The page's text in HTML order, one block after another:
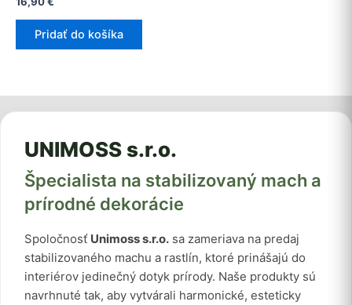
Pridať do košíka
UNIMOSS s.r.o.
Špecialista na stabilizovaný mach a
prírodné dekorácie
Spoločnosť Unimoss s.r.o. sa zameriava na predaj
stabilizovaného machu a rastlín, ktoré prinášajú do
interiérov jedinečný dotyk prírody. Naše produkty sú
navrhnuté tak, aby vytvárali harmonické, esteticky